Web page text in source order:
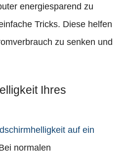
energiesparend zu
Tricks. Diese helfen
zu senken und
Ihres
auf ein
normalen